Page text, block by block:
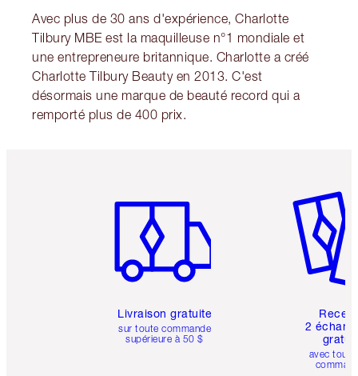
Avec plus de 30 ans d'expérience, Charlotte
Tilbury MBE est la maquilleuse n°1 mondiale et
une entrepreneure britannique. Charlotte a créé
Charlotte Tilbury Beauty en 2013. C'est
désormais une marque de beauté record qui a
remporté plus de 400 prix.
Livraison gratuite
sur toute commande
supérieure à 50 $
2
avec